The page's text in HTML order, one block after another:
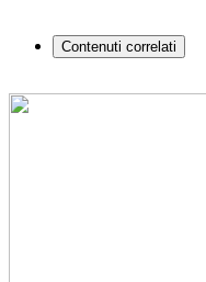
Contenuti correlati